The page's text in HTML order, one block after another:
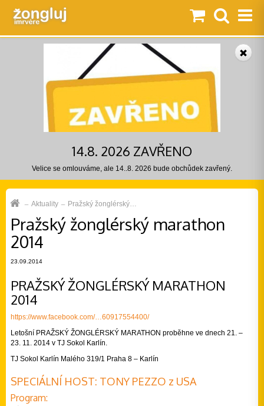
14.8. 2026 ZAVŘENO
Velice se omlouváme, ale 14..8. 2026 bude obchůdek zavřený.
Aktuality Pražský žonglérský…
Pražský žonglérský marathon
2014
23.09.2014
PRAŽSKÝ ŽONGLÉRSKÝ MARATHON
2014
https://www.facebook.com/…60917554400/
Letošní PRAŽSKÝ ŽONGLÉRSKÝ MARATHON proběhne ve dnech 21. –
23. 11. 2014 v TJ Sokol Karlín.
TJ Sokol Karlín Malého 319/1 Praha 8 – Karlín
SPECIÁLNÍ HOST: TONY PEZZO z USA
Program: